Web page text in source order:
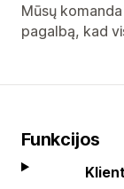
Mūsų
pagalbą, kad
Funkcijos